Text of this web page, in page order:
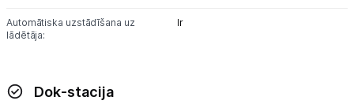
Automātiska uzstādīšana uz
lādētāja:
Ir
Dok-stacija